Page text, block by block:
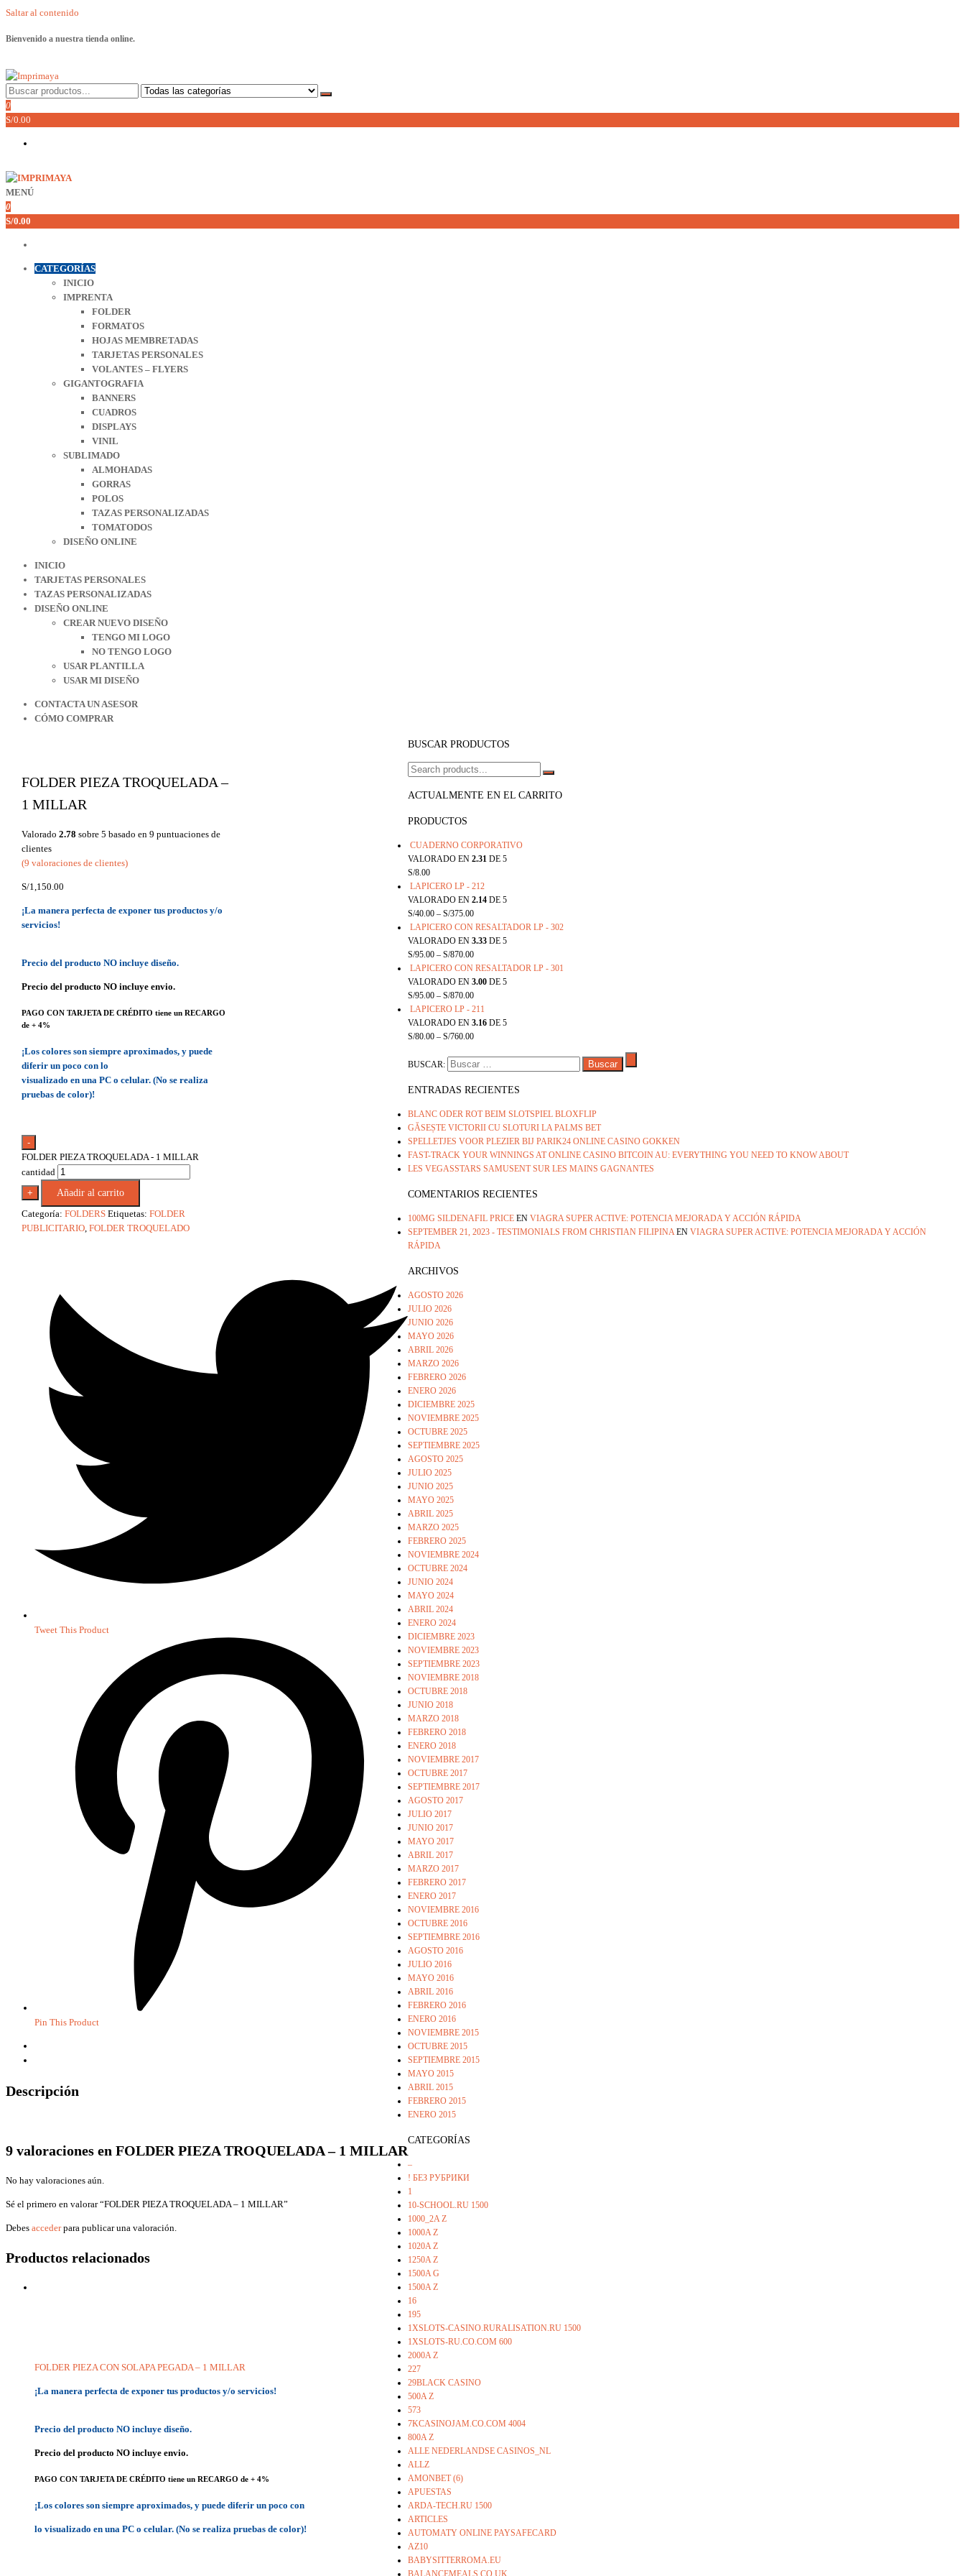
Saltar al contenido
Bienvenido a nuestra tienda online.
Imprimaya
Lo tenemos todo!
0
S/0.00
Imprimaya
Lo tenemos todo!
MENÚ
0
S/0.00
CATEGORÍAS
INICIO
IMPRENTA
FOLDER
FORMATOS
HOJAS MEMBRETADAS
TARJETAS PERSONALES
VOLANTES – FLYERS
GIGANTOGRAFIA
BANNERS
CUADROS
DISPLAYS
VINIL
SUBLIMADO
ALMOHADAS
GORRAS
POLOS
TAZAS PERSONALIZADAS
TOMATODOS
DISEÑO ONLINE
INICIO
TARJETAS PERSONALES
TAZAS PERSONALIZADAS
DISEÑO ONLINE
CREAR NUEVO DISEÑO
TENGO MI LOGO
NO TENGO LOGO
USAR PLANTILLA
USAR MI DISEÑO
CONTACTA UN ASESOR
CÓMO COMPRAR
FOLDER PIEZA TROQUELADA –
1 MILLAR
Valorado2.78 sobre 5 basado en9 puntuaciones de
clientes
(9 valoraciones de clientes)
S/1,150.00
¡La manera perfecta de exponer tus productos y/o
servicios!
Precio del producto NO incluye diseño.
Precio del producto NO incluye envio.
PAGO CON TARJETA DE CRÉDITO tiene un RECARGO
de + 4%
¡Los colores son siempre aproximados, y puede
diferir un poco con lo
visualizado en una PC o celular. (No se realiza
pruebas de color)!
-
FOLDER PIEZA TROQUELADA - 1 MILLAR
cantidad
+
Añadir al carrito
Categoría:FOLDERS Etiquetas:FOLDER
PUBLICITARIO,FOLDER TROQUELADO
Tweet This Product
Pin This Product
Descripción
9 valoraciones en FOLDER PIEZA TROQUELADA – 1 MILLAR
No hay valoraciones aún.
Sé el primero en valorar “FOLDER PIEZA TROQUELADA – 1 MILLAR”
Debes accederpara publicar una valoración.
Productos relacionados
FOLDER PIEZA CON SOLAPA PEGADA – 1 MILLAR
¡La manera perfecta de exponer tus productos y/o servicios!
Precio del producto NO incluye diseño.
Precio del producto NO incluye envio.
PAGO CON TARJETA DE CRÉDITO tiene un RECARGO de + 4%
¡Los colores son siempre aproximados, y puede diferir un poco con
lo visualizado en una PC o celular. (No se realiza pruebas de color)!
BUSCAR PRODUCTOS
ACTUALMENTE EN EL CARRITO
PRODUCTOS
CUADERNO CORPORATIVO
VALORADO EN 2.31 DE 5
S/8.00
LAPICERO LP - 212
VALORADO EN 2.14 DE 5
S/40.00 – S/375.00
LAPICERO CON RESALTADOR LP - 302
VALORADO EN 3.33 DE 5
S/95.00 – S/870.00
LAPICERO CON RESALTADOR LP - 301
VALORADO EN 3.00 DE 5
S/95.00 – S/870.00
LAPICERO LP - 211
VALORADO EN 3.16 DE 5
S/80.00 – S/760.00
BUSCAR:
ENTRADAS RECIENTES
BLANC ODER ROT BEIM SLOTSPIEL BLOXFLIP
GĂSEȘTE VICTORII CU SLOTURI LA PALMS BET
SPELLETJES VOOR PLEZIER BIJ PARIK24 ONLINE CASINO GOKKEN
FAST-TRACK YOUR WINNINGS AT ONLINE CASINO BITCOIN AU: EVERYTHING YOU NEED TO KNOW ABOUT
LES VEGASSTARS SAMUSENT SUR LES MAINS GAGNANTES
COMENTARIOS RECIENTES
100MG SILDENAFIL PRICE EN VIAGRA SUPER ACTIVE: POTENCIA MEJORADA Y ACCIÓN RÁPIDA
SEPTEMBER 21, 2023 - TESTIMONIALS FROM CHRISTIAN FILIPINAEN VIAGRA SUPER ACTIVE: POTENCIA MEJORADA Y ACCIÓN
RÁPIDA
ARCHIVOS
AGOSTO 2026
JULIO 2026
JUNIO 2026
MAYO 2026
ABRIL 2026
MARZO 2026
FEBRERO 2026
ENERO 2026
DICIEMBRE 2025
NOVIEMBRE 2025
OCTUBRE 2025
SEPTIEMBRE 2025
AGOSTO 2025
JULIO 2025
JUNIO 2025
MAYO 2025
ABRIL 2025
MARZO 2025
FEBRERO 2025
NOVIEMBRE 2024
OCTUBRE 2024
JUNIO 2024
MAYO 2024
ABRIL 2024
ENERO 2024
DICIEMBRE 2023
NOVIEMBRE 2023
SEPTIEMBRE 2023
NOVIEMBRE 2018
OCTUBRE 2018
JUNIO 2018
MARZO 2018
FEBRERO 2018
ENERO 2018
NOVIEMBRE 2017
OCTUBRE 2017
SEPTIEMBRE 2017
AGOSTO 2017
JULIO 2017
JUNIO 2017
MAYO 2017
ABRIL 2017
MARZO 2017
FEBRERO 2017
ENERO 2017
NOVIEMBRE 2016
OCTUBRE 2016
SEPTIEMBRE 2016
AGOSTO 2016
JULIO 2016
MAYO 2016
ABRIL 2016
FEBRERO 2016
ENERO 2016
NOVIEMBRE 2015
OCTUBRE 2015
SEPTIEMBRE 2015
MAYO 2015
ABRIL 2015
FEBRERO 2015
ENERO 2015
CATEGORÍAS
–
! БЕЗ РУБРИКИ
1
10-SCHOOL.RU 1500
1000_2A Z
1000A Z
1020A Z
1250A Z
1500A G
1500A Z
16
195
1XSLOTS-CASINO.RURALISATION.RU 1500
1XSLOTS-RU.CO.COM 600
2000A Z
227
29BLACK CASINO
500A Z
573
7KCASINOJAM.CO.COM 4004
800A Z
ALLE NEDERLANDSE CASINOS_NL
ALLZ
AMONBET (6)
APUESTAS
ARDA-TECH.RU 1500
ARTICLES
AUTOMATY ONLINE PAYSAFECARD
AZ10
BABYSITTERROMA.EU